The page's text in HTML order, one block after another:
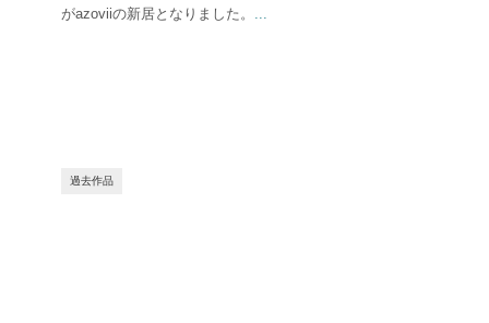
がazoviiの新居となりました。 ...
過去作品